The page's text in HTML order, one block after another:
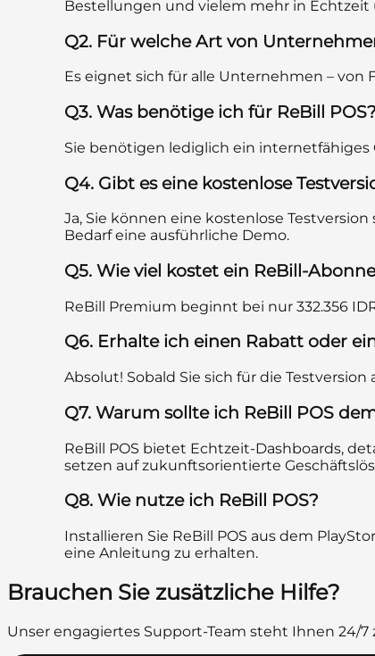
Bestellungen und vielem mehr in
Q2. Für welche Art von
Es eignet sich für alle Unternehmen – von
Q3. Was benötige ich für ReBill POS?
Sie benötigen lediglich ein internetfähiges
Q4. Gibt es eine kostenlose
Ja, Sie können eine kostenlose
Bedarf eine ausführliche Demo.
Q5. Wie viel kostet ein ReBill-
ReBill Premium beginnt bei nur 332.356
Q6. Erhalte ich einen Rabatt oder
Absolut! Sobald Sie sich für die
Q7. Warum sollte ich ReBill POS
ReBill POS bietet Echtzeit-Dashboards,
setzen auf zukunftsorientierte
Q8. Wie nutze ich ReBill POS?
Installieren Sie ReBill POS aus dem
eine Anleitung zu erhalten.
Brauchen Sie zusätzliche Hilfe?
Unser engagiertes Support-Team steht Ihnen 24/